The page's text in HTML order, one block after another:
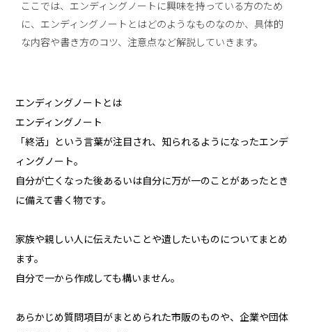
ここでは、エンディングノートに興味を持っている方のため
に、エンディングノートとはどのようなものなのか、具体的
な内容や書き方のコツ、注意点など解説していきます。
エンディングノートとは
エンディングノート
「終活」という言葉が注目され、知られるようになったエンデ
ィングノート。
自分が亡くなった後あるいは自分に万が一のことがあったとき
に備えて書く物です。
家族や親しい人に伝えたいことや遺したいものについてまとめ
ます。
自分で一から作成しても構いません。
あらかじめ質問項目がまとめられた市販のものや、企業や団体